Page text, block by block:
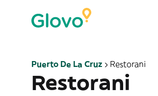
Puerto De La Cruz Restorani
Restorani